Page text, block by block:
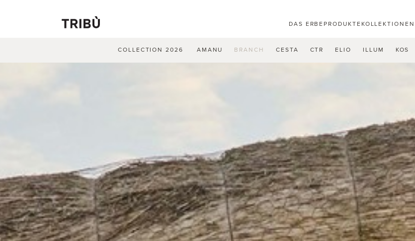
KOLLEKTIONEN
PRODUKTE
DAS ERBE
COLLECTION 2026 AMANU BRANCH CESTA CTR ELIO ILLUM KOS